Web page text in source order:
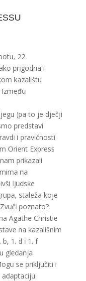
22.
prigodna i
kazalištu
Između
(pa to je dječji
predstavi
i pravičnosti
Orient Express
prikazali
na
ljudske
staleža koje
poznato?
Agathe Christie
na kazališnim
b, 1. d i 1. f
gledanja
se priključiti i